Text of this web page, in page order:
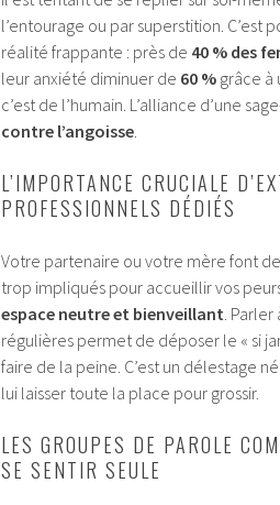
l’entourage ou par superstition.
réalité frappante : près de 40 % des
leur anxiété diminuer de 60 % grâce à
c’est de l’humain. L’alliance d’une
contre l’angoisse.
L’IMPORTANCE CRUCIALE
PROFESSIONNELS DÉDIÉS
Votre partenaire ou votre mère font
trop impliqués pour accueillir vos
espace neutre et bienveillant.
régulières permet de déposer le « si
faire de la peine. C’est un délestage
lui laisser toute la place pour grossir.
LES GROUPES DE PAROLE
SE SENTIR SEULE